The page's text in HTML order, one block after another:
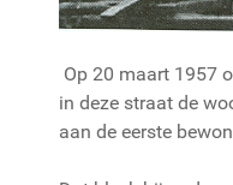
Op 20 maart 1957
in deze straat de
aan de eerste